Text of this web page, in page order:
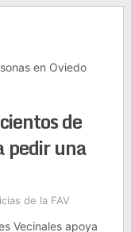
en Oviedo
de
pedir una
de la FAV
Vecinales apoya